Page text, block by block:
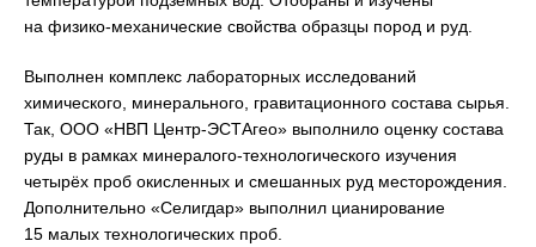
на физико-механические свойства образцы пород и руд.
Выполнен комплекс лабораторных исследований
химического, минерального, гравитационного состава сырья.
Так, ООО «НВП Центр-ЭСТАгео» выполнило оценку состава
руды в рамках минералого-технологического изучения
четырёх проб окисленных и смешанных руд месторождения.
Дополнительно «Селигдар» выполнил цианирование
15 малых технологических проб.